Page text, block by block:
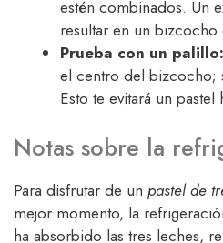
estén combinados. Un
resultar en un bizcocho
Prueba con un palillo:
el centro del bizcocho;
Esto te evitará un
Notas sobre la
Para disfrutar de un pastel de
mejor momento, la
ha absorbido las tres leches,